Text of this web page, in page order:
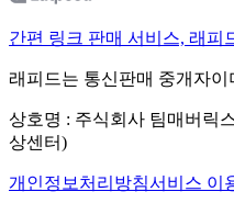
간편 링크 판매 서비스, 래피
래피드는 통신판매 중개자
상호명 : 주식회사 팀매버릭
상센터)
개인정보처리방침서비스 이